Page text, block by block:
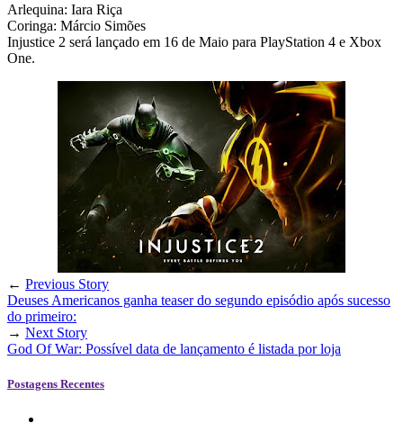
Arlequina: Iara Riça
Coringa: Márcio Simões
Injustice 2 será lançado em 16 de Maio para PlayStation 4 e Xbox
One.
← Previous Story
Deuses Americanos ganha teaser do segundo episódio após sucesso
do primeiro:
→ Next Story
God Of War: Possível data de lançamento é listada por loja
Postagens Recentes